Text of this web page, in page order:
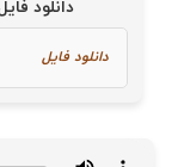
دانلود فایل